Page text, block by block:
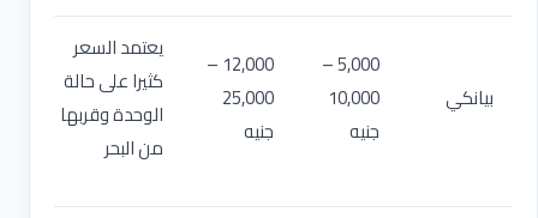
بيانكي
5,000 –
10,000
جنيه
12,000 –
25,000
جنيه
يعتمد السعر
كثيرا على حالة
الوحدة وقربها
من البحر